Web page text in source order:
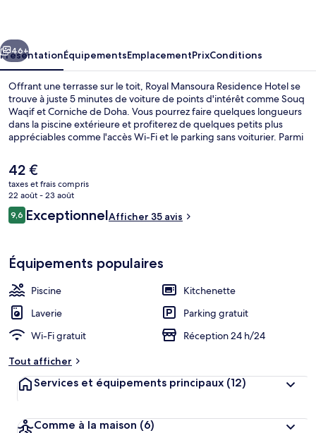
Suivant
46+
PrésentationÉquipementsEmplacementPrixConditions
Offrant une terrasse sur le toit, Royal Mansoura Residence Hotel se
trouve à juste 5 minutes de voiture de points d'intérêt comme Souq
Waqif et Corniche de Doha. Vous pourrez faire quelques longueurs
dans la piscine extérieure et profiterez de quelques petits plus
appréciables comme l'accès Wi-Fi et le parking sans voiturier. Parmi
chaussons, de quoi agrémenter votre séjour. Les transports publics
sont rapidement accessibles à pied : Station de métro Al Mansoura
se situe à quelques pas et Station de métro Al Doha Al Jadeda, à 10
min de marche à peine.
Le
prix
actuel
est
de
42 €
taxes et frais compris
22 août - 23 août
Avis
voyageurs
9,69,6 sur 10
ExceptionnelAfficher 35 avis
Équipements populaires
Piscine
Kitchenette
Laverie
Parking gratuit
Wi-Fi gratuit
Réception 24 h/24
Tout afficher
Services et équipements principaux (12)
Comme à la maison (6)